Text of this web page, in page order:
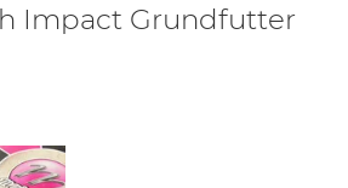
Impact Grundfutter